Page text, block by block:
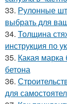
33. Рулонные
выбрать для
34. Толщина
инструкция по
35. Какая
бетона
36.
для